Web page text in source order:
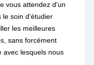
vous attendez d'un
le soin d'étudier
les meilleures
sans forcément
avec lesquels nous